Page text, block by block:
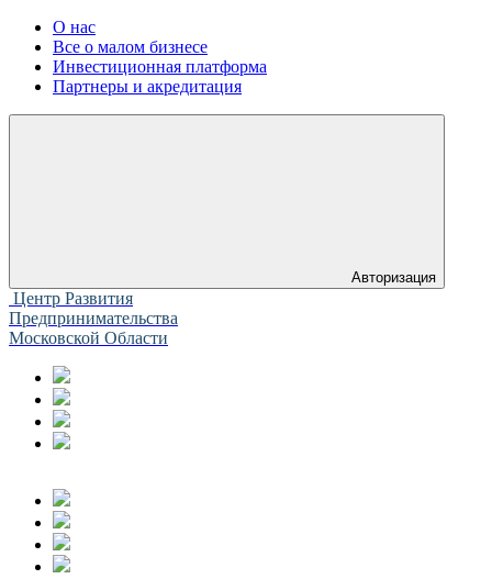
О нас
Все о малом бизнесе
Инвестиционная платформа
Партнеры и акредитация
Авторизация
Центр Развития
Предпринимательства
Московской Области